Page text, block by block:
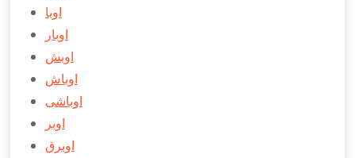
اوبا
اوبار
اوبش
اوباش
اوباشی
اوبر
اوبرق